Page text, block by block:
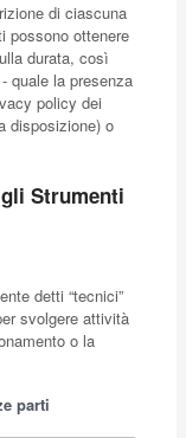
di ciascuna
possono ottenere
durata, così
quale la presenza
policy dei
disposizione) o
Strumenti
detti “tecnici”
svolgere attività
o la
parti